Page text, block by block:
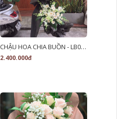
CHẬU HOA CHIA BUỒN - LB00218
2.400.000đ